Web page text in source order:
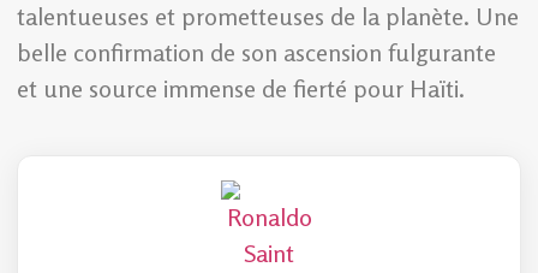
talentueuses et prometteuses de la planète. Une
belle confirmation de son ascension fulgurante
et une source immense de fierté pour Haïti.